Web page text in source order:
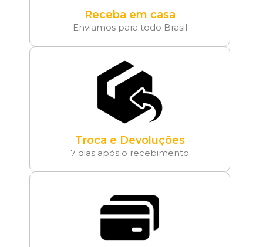
Receba em casa
Enviamos para todo Brasil
Troca e Devoluções
7 dias após o recebimento